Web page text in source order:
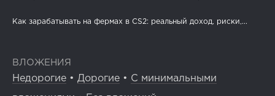
Как зарабатывать на фермах в CS2: реальный доход, риски,...
ВЛОЖЕНИЯ
Недорогие • Дорогие • С минимальными